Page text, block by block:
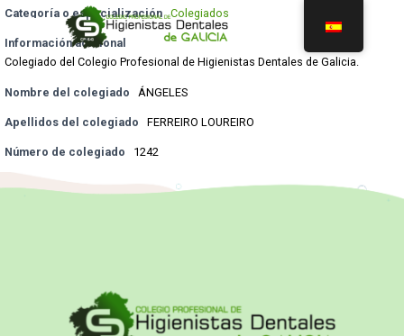
Categoría o especialización Colegiados
Información adicional
Colegiado del Colegio Profesional de Higienistas Dentales de Galicia.
Nombre del colegiado ÁNGELES
Apellidos del colegiado FERREIRO LOUREIRO
Número de colegiado 1242